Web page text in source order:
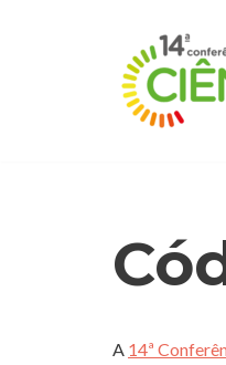
A 14ª